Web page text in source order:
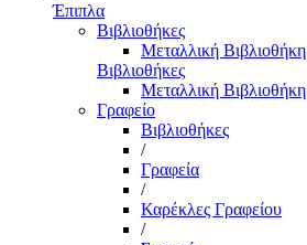
Έπιπλα
Βιβλιοθήκες
Μεταλλική Βιβλιοθήκη
Βιβλιοθήκες
Μεταλλική Βιβλιοθήκη
Γραφείο
Βιβλιοθήκες
/
Γραφεία
/
Καρέκλες Γραφείου
/